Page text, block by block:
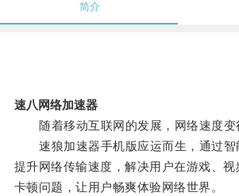
简介
速八网络加速器
随着移动互联网的发展，网络速度变
速狼加速器手机版应运而生，通过智
提升网络传输速度，解决用户在游戏、
卡顿问题，让用户畅爽体验网络世界。